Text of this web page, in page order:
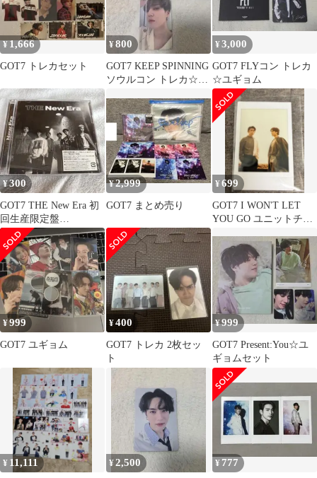
¥1,666
GOT7 トレカセット
¥800
GOT7 KEEP SPINNING
ソウルコン トレカ☆ユ
¥3,000
GOT7 FLYコン トレカ
☆ユギョム
¥300
GOT7 THE New Era 初
回生産限定盤
C【CD+DVD】
¥2,999
GOT7 まとめ売り
¥699
GOT7 I WON'T LET
YOU GO ユニットチェ
¥999
GOT7 ユギョム
¥400
GOT7 トレカ 2枚セッ
ト
¥999
GOT7 Present:You☆ユ
ギョムセット
¥ 11,111 ¥2,500 ¥ 777